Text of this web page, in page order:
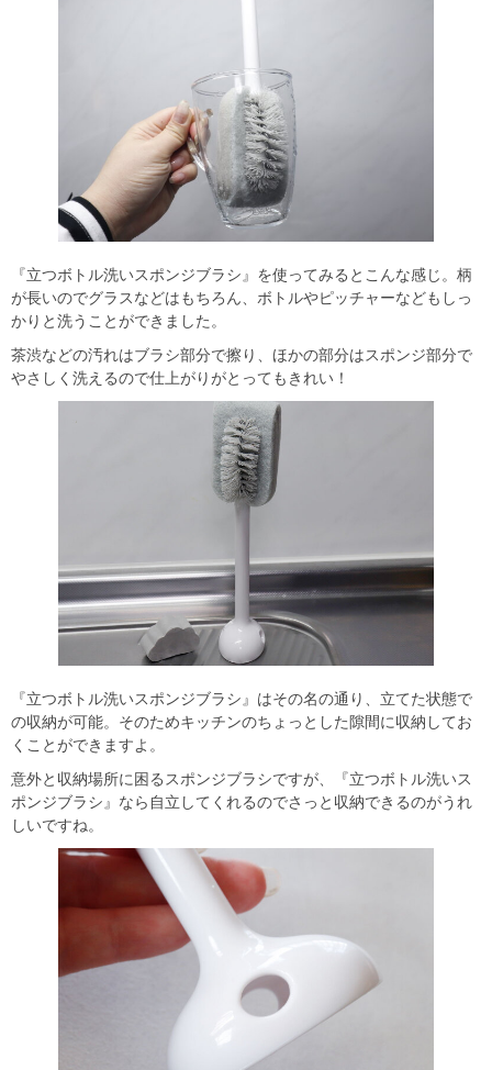
『立つボトル洗いスポンジブラシ』を使ってみるとこんな感じ。柄
が長いのでグラスなどはもちろん、ボトルやピッチャーなどもしっ
かりと洗うことができました。
茶渋などの汚れはブラシ部分で擦り、ほかの部分はスポンジ部分で
やさしく洗えるので仕上がりがとってもきれい！
『立つボトル洗いスポンジブラシ』はその名の通り、立てた状態で
の収納が可能。そのためキッチンのちょっとした隙間に収納してお
くことができますよ。
意外と収納場所に困るスポンジブラシですが、『立つボトル洗いス
ポンジブラシ』なら自立してくれるのでさっと収納できるのがうれ
しいですね。